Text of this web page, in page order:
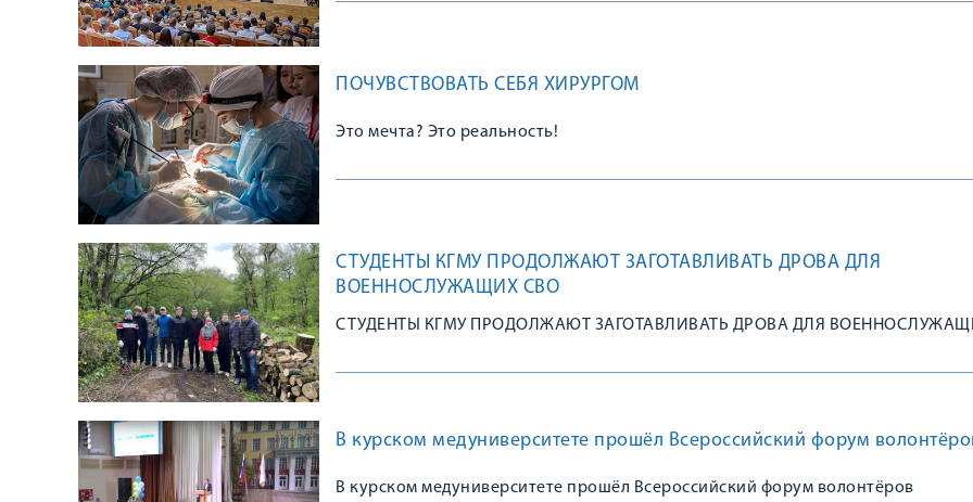
ПОЧУВСТВОВАТЬ СЕБЯ ХИРУРГОМ
Это мечта? Это реальность!
СТУДЕНТЫ КГМУ ПРОДОЛЖАЮТ ЗАГОТАВЛИВАТЬ ДРОВА ДЛЯ
ВОЕННОСЛУЖАЩИХ СВО
СТУДЕНТЫ КГМУ ПРОДОЛЖАЮТ ЗАГОТАВЛИВАТЬ ДРОВА ДЛЯ
В курском медуниверситете прошёл Всероссийский форум
В курском медуниверситете прошёл Всероссийский форум волонтёров